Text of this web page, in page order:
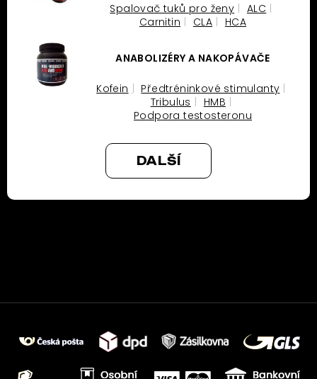
Spalovač tuků pro ženy
ALC
Carnitin
CLA HCA
ANABOLIZÉRY A NAKOPÁVAČE
Kofein
Předtréninkové stimulanty
Tribulus
HMB
Podpora testosteronu
DALŠÍ